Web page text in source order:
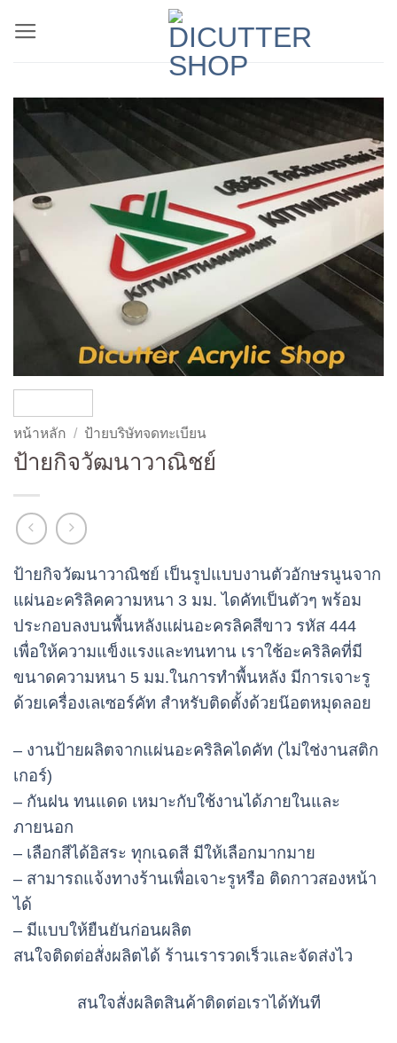
ไป
หน้าหลัก / ป้ายบริษัทจดทะเบียน
ป้ายกิจวัฒนาวาณิชย์
ป้ายกิจวัฒนาวาณิชย์ เป็นรูปแบบงานตัวอักษรนูนจาก
แผ่นอะคริลิคความหนา 3 มม. ไดคัทเป็นตัวๆ พร้อม
ประกอบลงบนพื้นหลังแผ่นอะครลิคสีขาว รหัส 444
เพื่อให้ความแข็งแรงและทนทาน เราใช้อะคริลิคที่มี
ขนาดความหนา 5 มม.ในการทำพื้นหลัง มีการเจาะรู
ด้วยเครื่องเลเซอร์คัท สำหรับติดตั้งด้วยน๊อตหมุดลอย
– งานป้ายผลิตจากแผ่นอะคริลิคไดคัท (ไม่ใช่งานสติก
เกอร์)
– กันฝน ทนแดด เหมาะกับใช้งานได้ภายในและ
ภายนอก
– เลือกสีได้อิสระ ทุกเฉดสี มีให้เลือกมากมาย
– สามารถแจ้งทางร้านเพื่อเจาะรูหรือ ติดกาวสองหน้า
ได้
– มีแบบให้ยืนยันก่อนผลิต
สนใจติดต่อสั่งผลิตได้ ร้านเรารวดเร็วและจัดส่งไว
สนใจสั่งผลิตสินค้าติดต่อเราได้ทันที